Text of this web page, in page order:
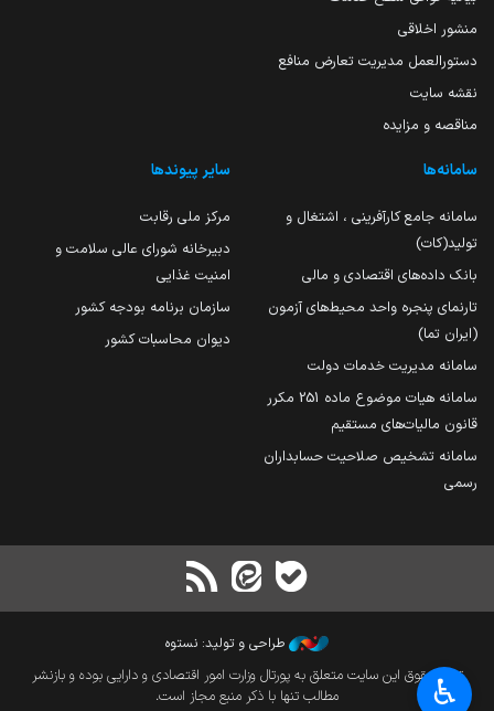
منشور اخلاقی
دستورالعمل مدیریت تعارض منافع
نقشه سایت
مناقصه و مزایده
سامانه‌ها
سامانه جامع کارآفرینی ، اشتغال و
تولید(کات)
بانک داده‌های اقتصادی و مالی
تارنمای پنجره واحد محیط‌های آزمون
(ایران تما)
سامانه مدیریت خدمات دولت
سامانه هیات موضوع ماده 251 مکرر
قانون مالیات‌های مستقیم
سامانه تشخیص صلاحیت حسابداران
رسمی
سایر پیوندها
مرکز ملی رقابت
دبیرخانه شورای عالی سلامت و
امنیت غذایی
سازمان برنامه بودجه کشور
دیوان محاسبات کشور
طراحی و تولید: نستوه
تمام حقوق این سایت متعلق به پورتال وزارت امور اقتصادی و دارایی بوده و بازنشر
مطالب تنها با ذکر منبع مجاز است.
♿︎